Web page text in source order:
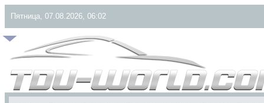
Пятница, 07.08.2026, 06:02